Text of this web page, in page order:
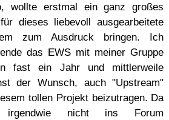
wollte erstmal ein ganz großes
dieses liebevoll ausgearbeitete
zum Ausdruck bringen. Ich
das EWS mit meiner Gruppe
fast ein Jahr und mittlerweile
der Wunsch, auch "Upstream"
tollen Projekt beizutragen. Da
nicht ins Forum